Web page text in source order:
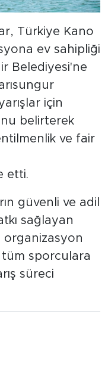
Türkiye Kano
ev sahipliği
Belediyesi'ne
için
belirterek
ve fair
etti.
güvenli ve adil
sağlayan
organizasyon
sporculara
süreci